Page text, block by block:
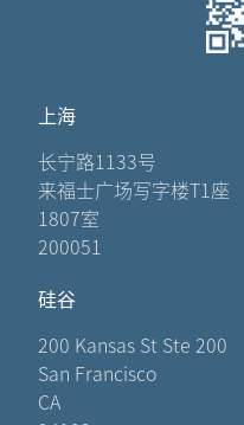
上海
长宁路1133号
来福士广场写字楼T1座
1807室
200051
硅谷
200 Kansas St Ste 200
San Francisco
CA